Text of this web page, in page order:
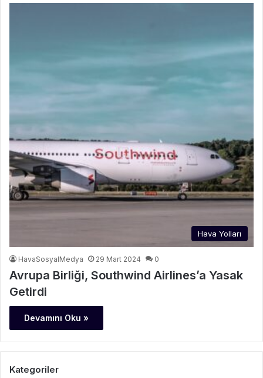
Hava Yolları
HavaSosyalMedya 29 Mart 2024 0
Avrupa Birliği, Southwind Airlines’a Yasak
Getirdi
Devamını Oku »
Kategoriler